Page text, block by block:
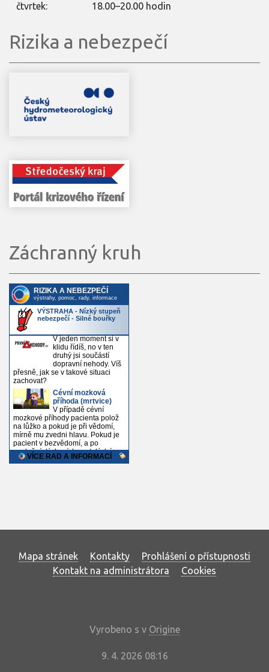
čtvrtek: 18.00–20.00 hodin
Rizika a nebezpečí
Záchranný kruh
Mapa stránek Kontakty
Prohlášení o přístupnosti
Kontakt na administrátora
Cookies
Vyrobeno s v Origine
9. 4. 2026 08:16